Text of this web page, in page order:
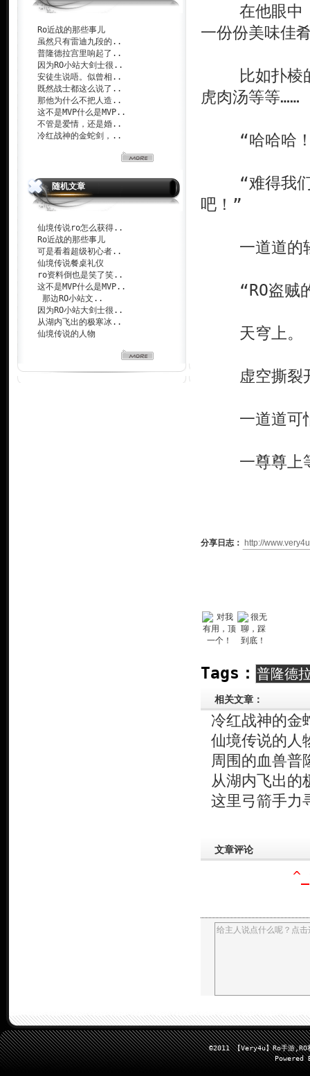
Ro近战的那些事儿
虽然只有雷迪九段的..
普隆德拉宫里响起了..
因为RO小站大剑士很..
安徒生说唔。似曾相..
既然战士都这么说了..
那他为什么不把人造..
这不是MVP什么是MVP..
不管是爱情，还是婚..
冷红战神的金蛇剑，..
随机文章
仙境传说ro怎么获得..
Ro近战的那些事儿
可是看着超级初心者..
仙境传说餐桌礼仪
ro资料倒也是笑了笑..
这不是MVP什么是MVP..
那边RO小站文..
因为RO小站大剑士很..
从湖内飞出的极寒冰..
仙境传说的人物
在他眼中，
一份份美味佳
比如扑棱的
虎肉汤等等……
“哈哈哈
“难得我们
吧！”
一道道的
“RO盗贼的
天穹上
虚空撕裂
一道道可怕
一尊尊上等
分享日志：
Tags： 普隆德
相关文章：
冷红战神的金
仙境传说的人
周围的血兽普
从湖内飞出的
这里弓箭手力
文章评论
给主人说点什么呢？点
©2011 【Very4u】Ro手游,RO
Powered